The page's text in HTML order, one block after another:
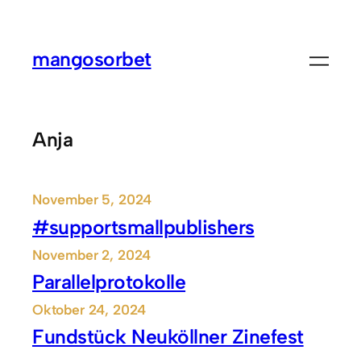
springen
mangosorbet
Anja
November 5, 2024
#supportsmallpublishers
November 2, 2024
Parallelprotokolle
Oktober 24, 2024
Fundstück Neuköllner Zinefest